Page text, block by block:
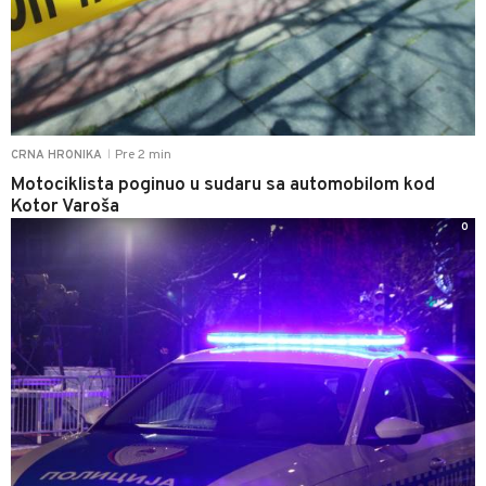
CRNA HRONIKA Pre 2 min
Motociklista poginuo u sudaru sa automobilom kod
Kotor Varoša
0